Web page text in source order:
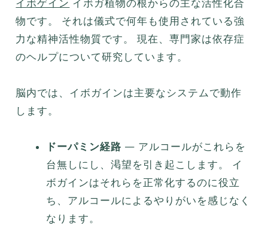
イボゲイン イボガ植物の根からの主な活性化合
物です。 それは儀式で何年も使用されている強
力な精神活性物質です。 現在、専門家は依存症
のヘルプについて研究しています。
脳内では、イボガインは主要なシステムで動作
します。
ドーパミン経路 — アルコールがこれらを
台無しにし、渇望を引き起こします。 イ
ボガインはそれらを正常化するのに役立
ち、アルコールによるやりがいを感じなく
なります。